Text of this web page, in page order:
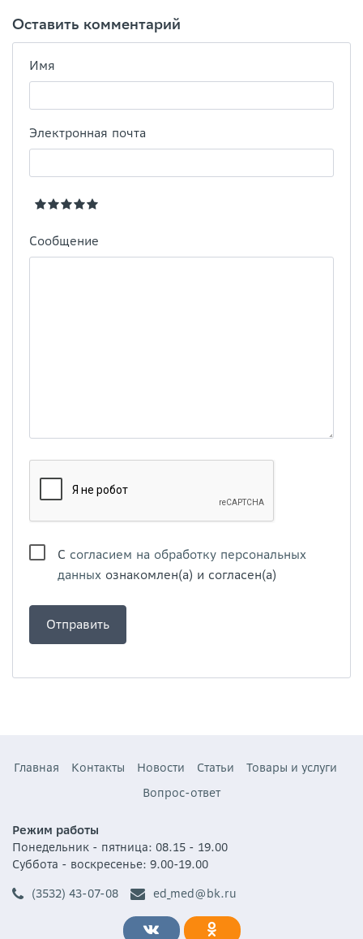
Оставить комментарий
Имя
Электронная почта
Сообщение
С согласием на обработку персональных
данных ознакомлен(а) и согласен(а)
Главная Контакты Новости Статьи
Товары и услуги
Вопрос-ответ
Режим работы
Понедельник - пятница: 08.15 - 19.00
Суббота - воскресенье: 9.00-19.00
(3532) 43-07-08
ed_med@bk.ru